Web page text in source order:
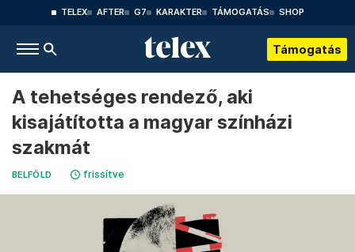
TELEX AFTER G7 KARAKTER TÁMOGATÁS SHOP
Támogatás
A tehetséges rendező, aki
kisajátította a magyar színházi
szakmát
BELFÖLD frissítve